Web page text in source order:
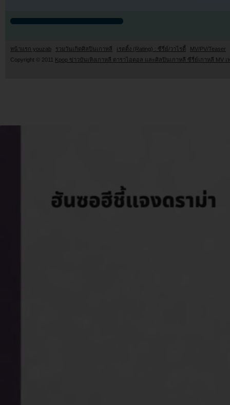
หน้าแรก youzab รวมวันเกิดศิลปินเกาหลี เรตติ้ง (Rating) : ซีรี่ย์/วาไรตี้
MV/PV/Teaser
Copyright © 2011 Kpop ข่าวบันเทิงเกาหลี ดาราไอดอล และศิลปินเกาหลี ซีรี่ย์เกาหลี MV